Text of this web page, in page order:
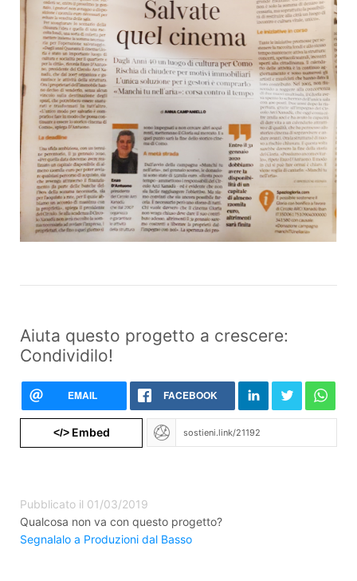
Aiuta questo progetto a crescere:
Condividilo!
EMAIL FACEBOOK
</>Embed
Pubblicato il 01/03/2019
Qualcosa non va con questo progetto?
Segnalalo a Produzioni dal Basso